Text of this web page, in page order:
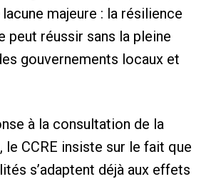
majeure : la résilience
peut réussir sans la pleine
gouvernements locaux et
à la consultation de la
le CCRE insiste sur le fait que
s’adaptent déjà aux effets